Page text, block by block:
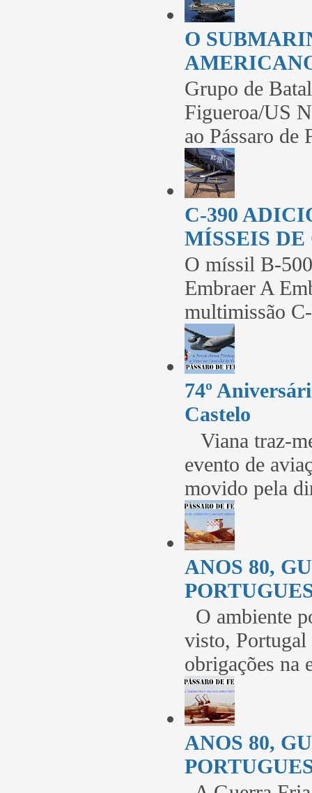
O
Grupo de
Figueroa/US
ao Pássaro de
C-390
MÍSSEIS
O míssil B-
Embraer A
multimissão
74º
Castelo
Viana traz-
evento de
movido pela
ANOS 80,
O ambiente
visto, Portugal
obrigações na
ANOS 80,